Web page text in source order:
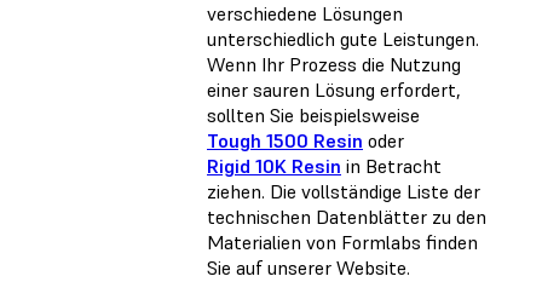
verschiedene Lösungen
unterschiedlich gute Leistungen.
Wenn Ihr Prozess die Nutzung
einer sauren Lösung erfordert,
sollten Sie beispielsweise
Tough 1500 Resin oder
Rigid 10K Resin in Betracht
ziehen. Die vollständige Liste der
technischen Datenblätter zu den
Materialien von Formlabs finden
Sie auf unserer Website.